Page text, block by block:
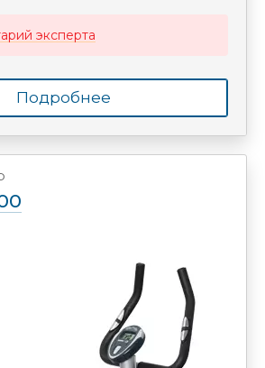
эксперта
Подробнее